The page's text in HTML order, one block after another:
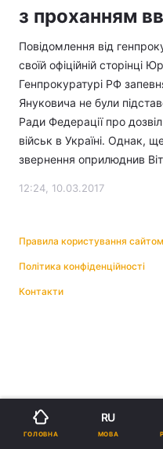
з проханням
Повідомлення від
своїй офіційній сторінці
Генпрокуратурі РФ
Януковича не були
Ради Федерації про
військ в Україні. Однак,
звернення оприлюднив
12:24, 10.03.2017
Правила користування сайтом
Політика конфіденційності
Контакти
ГОЛОВНА
RU
МОВА